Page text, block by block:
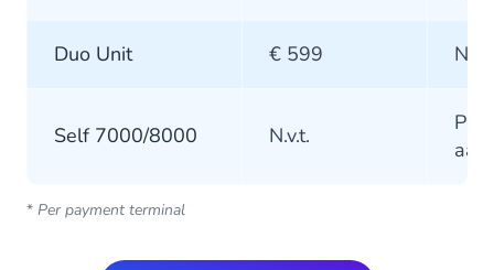
Duo Unit € 599 N.v.t
Self 7000/8000 N.v.t.
* Per payment terminal